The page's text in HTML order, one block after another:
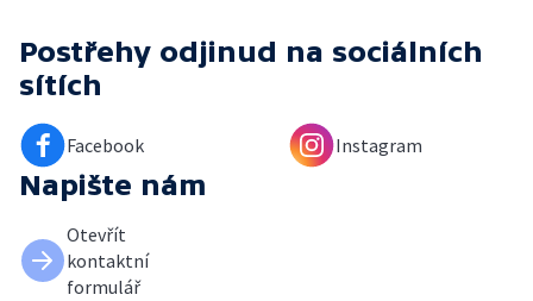
Postřehy odjinud na sociálních
sítích
Facebook Instagram
Napište nám
Otevřít
kontaktní
formulář